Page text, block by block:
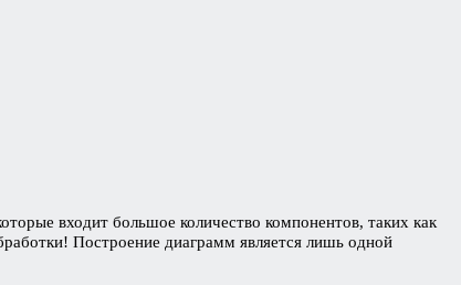
входит большое количество компонентов, таких как
Построение диаграмм является лишь одной